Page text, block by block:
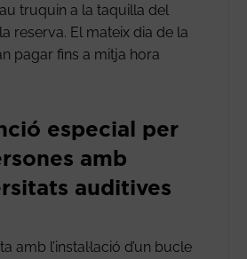
truquin a la taquilla del
reserva. El mateix dia de la
pagar fins a mitja hora
especial per
amb
auditives
amb l’instal·lació d’un bucle